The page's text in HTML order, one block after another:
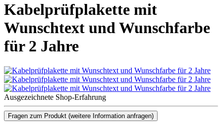
Kabelprüfplakette mit
Wunschtext und Wunschfarbe
für 2 Jahre
Ausgezeichnete Shop-Erfahrung
Fragen zum Produkt (weitere Information anfragen)